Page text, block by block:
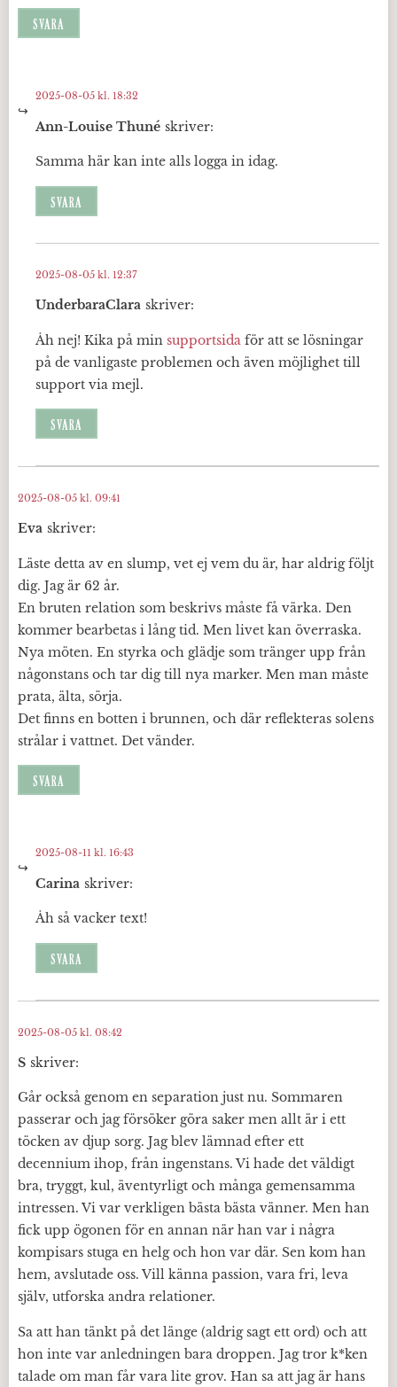
SVARA
Ann-Louise Thuné skriver:
2025-08-05 kl. 18:32
Samma här kan inte alls logga in idag.
SVARA
UnderbaraClara skriver:
2025-08-05 kl. 12:37
Åh nej! Kika på min supportsida för att se lösningar
på de vanligaste problemen och även möjlighet till
support via mejl.
SVARA
Eva skriver:
2025-08-05 kl. 09:41
Läste detta av en slump, vet ej vem du är, har aldrig följt
dig. Jag är 62 år.
En bruten relation som beskrivs måste få värka. Den
kommer bearbetas i lång tid. Men livet kan överraska.
Nya möten. En styrka och glädje som tränger upp från
någonstans och tar dig till nya marker. Men man måste
prata, älta, sörja.
Det finns en botten i brunnen, och där reflekteras solens
strålar i vattnet. Det vänder.
SVARA
Carina skriver:
2025-08-11 kl. 16:43
Åh så vacker text!
SVARA
S skriver:
2025-08-05 kl. 08:42
Går också genom en separation just nu. Sommaren
passerar och jag försöker göra saker men allt är i ett
töcken av djup sorg. Jag blev lämnad efter ett
decennium ihop, från ingenstans. Vi hade det väldigt
bra, tryggt, kul, äventyrligt och många gemensamma
intressen. Vi var verkligen bästa bästa vänner. Men han
fick upp ögonen för en annan när han var i några
kompisars stuga en helg och hon var där. Sen kom han
hem, avslutade oss. Vill känna passion, vara fri, leva
själv, utforska andra relationer.
Sa att han tänkt på det länge (aldrig sagt ett ord) och att
hon inte var anledningen bara droppen. Jag tror k*ken
talade om man får vara lite grov. Han sa att jag är hans